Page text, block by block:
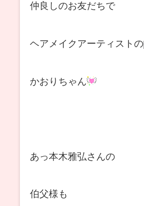
仲良しのお友だちで
ヘアメイクアーティストの
かおりちゃん
あっ本木雅弘さんの
伯父様も